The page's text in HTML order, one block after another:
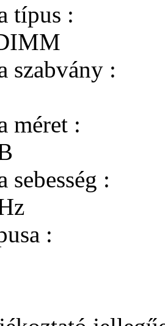
típus :
szabvány :
méret :
sebesség :
: